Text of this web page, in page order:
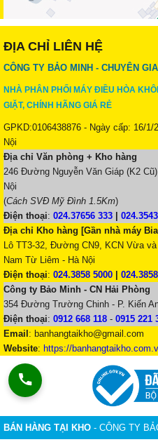
ĐỊA CHỈ LIÊN HỆ
CÔNG TY BẢO MINH - CHUYÊN
NHÀ PHÂN PHỐI MÁY ĐIỀU HÒA
GIẶT, CHÍNH HÃNG GIÁ RẺ
GPKD:0106438876 - Ngày cấp: 16/
Nội
Địa chỉ Văn phòng + Kho hàng
246 Đường Nguyễn Văn Giáp (K2
Nội
(Cách SVĐ Mỹ Đình 1.5Km)
Điện thoại: 024.37656 333
Địa chỉ Kho hàng [Gần nhà máy
Lô TT3-32, Đường CN9, KCN Vừa
Nam Từ Liêm - Hà Nội
Điện thoại: 024.3858 5000
Công ty Bảo Minh - CN Hải Phòng
354 Đường Trường Chinh - P. Kiến
Điện thoại: 0912 668 118 - 0915 221
Email : banhangtaikho@gmail.com
Website: https://
BÁN HÀNG TẠI KHO - CÔNG TY